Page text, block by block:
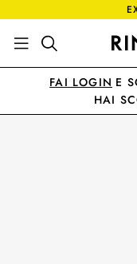
FAI LOGIN E
HAI